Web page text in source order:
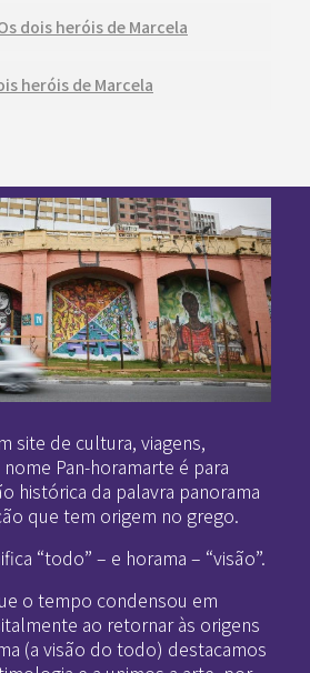
dois heróis de Marcela
heróis de Marcela
site de cultura, viagens,
Pan-horamarte é para
histórica da palavra panorama
que tem origem no grego.
“todo” – e horama – “visão”.
o tempo condensou em
ao retornar às origens
(a visão do todo) destacamos